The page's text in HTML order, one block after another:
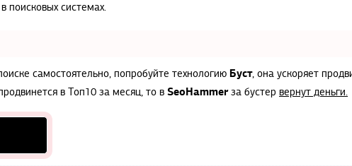
поисковых системах.
самостоятельно, попробуйте технологию Буст, она ускоряет
в Топ10 за месяц, то в SeoHammerза бустер вернут деньги.